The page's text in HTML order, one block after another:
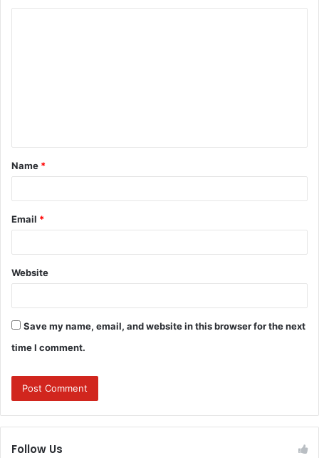
t
*
Name *
Email *
Website
Save my name, email, and website in this browser for the next
time I comment.
Follow Us